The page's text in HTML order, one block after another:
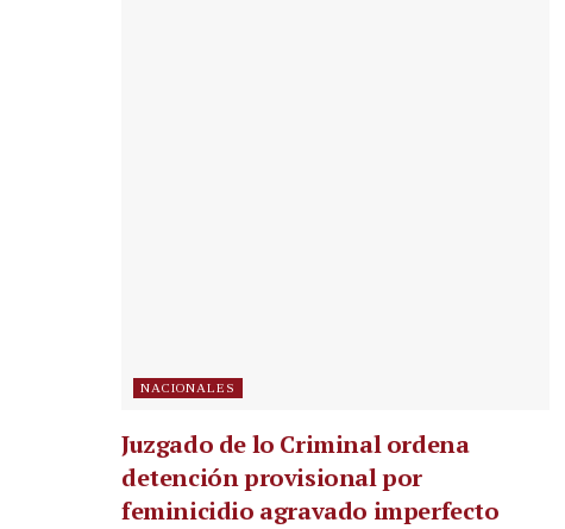
NACIONALES
Juzgado de lo Criminal ordena
detención provisional por
feminicidio agravado imperfecto